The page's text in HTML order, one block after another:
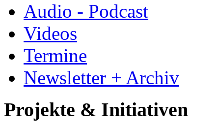
Audio - Podcast
Videos
Termine
Newsletter + Archiv
Projekte & Initiativen